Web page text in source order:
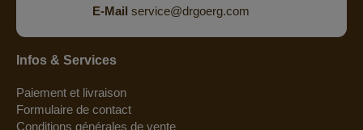
E-Mail service@drgoerg.com
Infos & Services
Paiement et livraison
Formulaire de contact
Conditions générales de vente